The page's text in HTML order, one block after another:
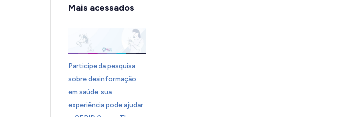
Mais acessados
Participe da pesquisa
sobre desinformação
em saúde: sua
experiência pode ajudar